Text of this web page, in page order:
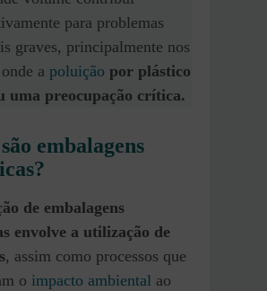
para problemas
graves, principalmente nos
a poluição por plástico
uma preocupação crítica​.
embalagens
de embalagens
envolve a utilização de
, assim como processos que
o impacto ambiental ao